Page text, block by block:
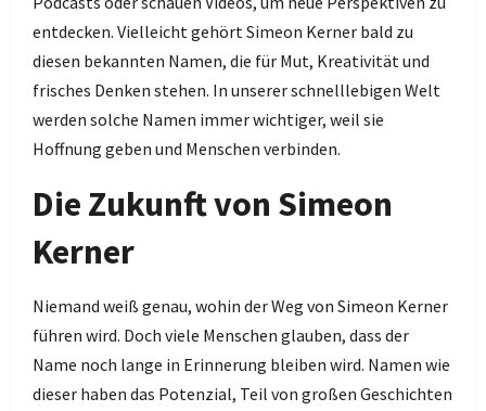
entdecken. Vielleicht gehört Simeon Kerner bald zu
diesen bekannten Namen, die für Mut, Kreativität und
frisches Denken stehen. In unserer schnelllebigen Welt
werden solche Namen immer wichtiger, weil sie
Hoffnung geben und Menschen verbinden.
Die Zukunft von Simeon
Kerner
Niemand weiß genau, wohin der Weg von Simeon Kerner
führen wird. Doch viele Menschen glauben, dass der
Name noch lange in Erinnerung bleiben wird. Namen wie
dieser haben das Potenzial, Teil von großen Geschichten